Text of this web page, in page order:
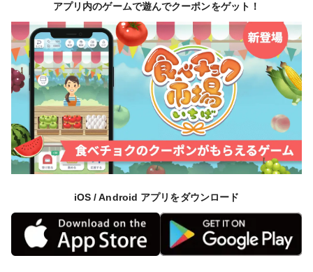
アプリ内のゲームで遊んでクーポンをゲット！
iOS / Android アプリをダウンロード